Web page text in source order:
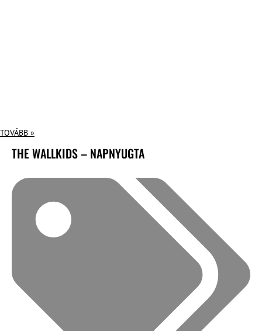
TOVÁBB »
THE WALLKIDS – NAPNYUGTA